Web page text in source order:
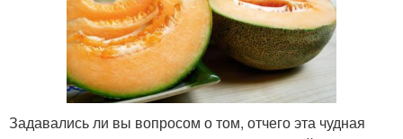
Задавались ли вы вопросом о том, отчего эта чудная